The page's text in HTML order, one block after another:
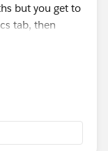
but you get to
tab, then
expose the